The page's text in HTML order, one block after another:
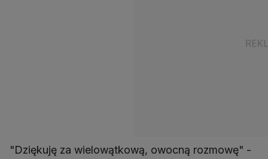
"Dziękuję za wielowątkową, owocną rozmowę" -